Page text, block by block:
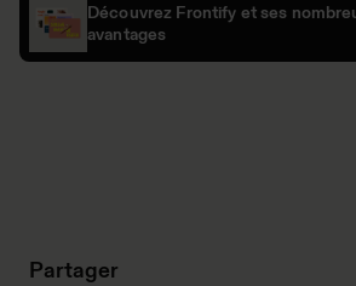
Découvrez Frontify et ses
avantages
Partager